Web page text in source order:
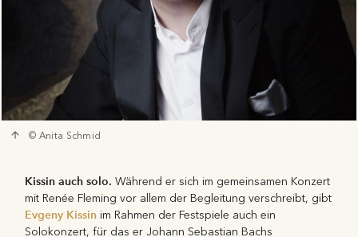
© Anita Schmid
Kissin auch solo. Während er sich im gemeinsamen Konzert
mit Renée Fleming vor allem der Begleitung verschreibt, gibt
Evgeny Kissin im Rahmen der Festspiele auch ein
Solokonzert, für das er Johann Sebastian Bachs